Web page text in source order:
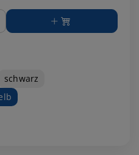
schwarz